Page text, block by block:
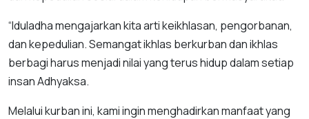
“Iduladha mengajarkan kita arti keikhlasan, pengorbanan,
dan kepedulian. Semangat ikhlas berkurban dan ikhlas
berbagi harus menjadi nilai yang terus hidup dalam setiap
insan Adhyaksa.
Melalui kurban ini, kami ingin menghadirkan manfaat yang